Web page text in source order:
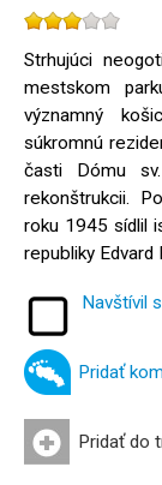
Strhujúci
mestskom
významný
súkromnú
časti Dómu
rekonštrukcii.
roku 1945 sídlil
republiky Edvard
Navštívil
Pridať
Pridať do